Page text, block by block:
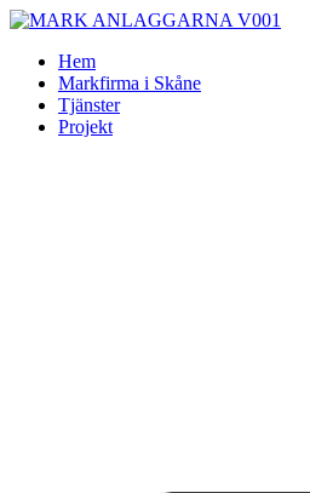
Skip
contentHem
Markfirma i Skåne
Tjänster
Projekt